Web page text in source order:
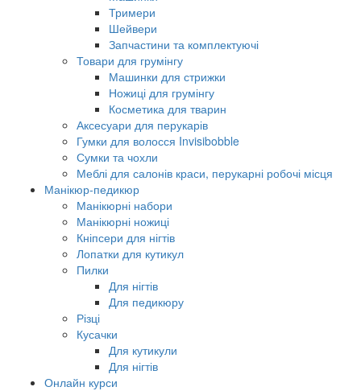
Тримери
Шейвери
Запчастини та комплектуючі
Товари для грумінгу
Машинки для стрижки
Ножиці для грумінгу
Косметика для тварин
Аксесуари для перукарів
Гумки для волосся Invisibobble
Сумки та чохли
Меблі для салонів краси, перукарні робочі місця
Манікюр-педикюр
Манікюрні набори
Манікюрні ножиці
Кніпсери для нігтів
Лопатки для кутикул
Пилки
Для нігтів
Для педикюру
Різці
Кусачки
Для кутикули
Для нігтів
Онлайн курси